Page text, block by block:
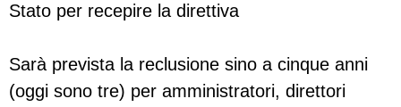
Stato per recepire la direttiva
Sarà prevista la reclusione sino a cinque anni
(oggi sono tre) per amministratori, direttori